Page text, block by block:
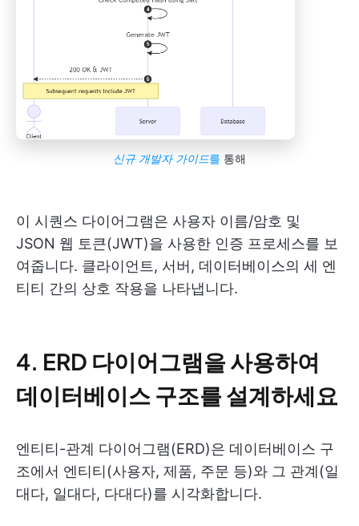
신규 개발자 가이드를 통해
이 시퀀스 다이어그램은 사용자 이름/암호 및
JSON 웹 토큰(JWT)을 사용한 인증 프로세스를 보
여줍니다. 클라이언트, 서버, 데이터베이스의 세 엔
티티 간의 상호 작용을 나타냅니다.
4. ERD 다이어그램을 사용하여
데이터베이스 구조를 설계하세요
엔티티-관계 다이어그램(ERD)은 데이터베이스 구
조에서 엔티티(사용자, 제품, 주문 등)와 그 관계(일
대다, 일대다, 다대다)를 시각화합니다.